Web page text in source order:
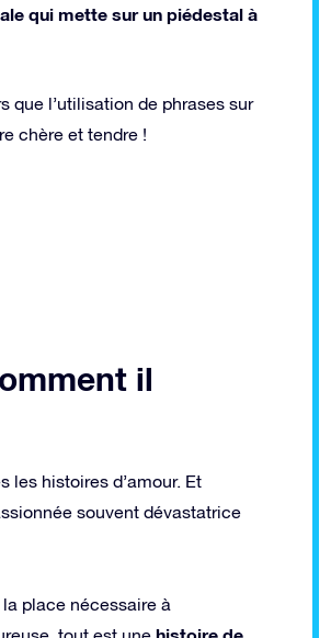
qui mette sur un piédestal à
que l’utilisation de phrases sur
chère et tendre !
il
les histoires d’amour. Et
souvent dévastatrice
place nécessaire à
histoire de